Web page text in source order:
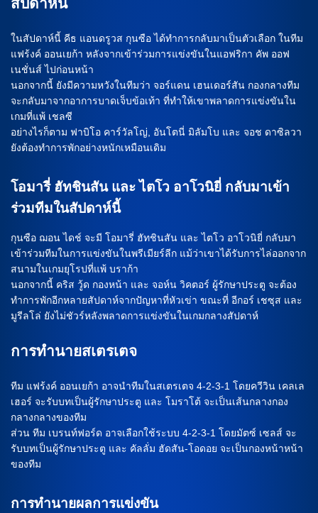
ในสัปดาห์นี้ คีธ แอนดรูวส กุนซือ ได้ทำการกลับมาเป็นตัวเลือก ในทีม
แฟร้งค์ ออนเยก้า หลังจากเข้าร่วมการแข่งขันในแอฟริกา คัพ ออฟ
เนชั่นส์ ไปก่อนหน้า
นอกจากนี้ ยังมีความหวังในทีมว่า จอร์แดน เฮนเดอร์สัน กองกลางทีม
จะกลับมาจากอาการบาดเจ็บข้อเท้า ที่ทำให้เขาพลาดการแข่งขันใน
เกมที่แพ้ เชลซี
อย่างไรก็ตาม ฟาบิโอ คาร์วัลโญ่, อันโตนี่ มิลัมโบ และ จอช ดาซิลวา
ยังต้องทำการพักอย่างหนักเหมือนเดิม
โอมารี่ ฮัทชินสัน และ ไตโว อาโวนิยี่ กลับมาเข้า
ร่วมทีมในสัปดาห์นี้
กุนซือ ฌอน ไดช์ จะมี โอมารี่ ฮัทชินสัน และ ไตโว อาโวนิยี่ กลับมา
เข้าร่วมทีมในการแข่งขันในพรีเมียร์ลีก แม้ว่าเขาได้รับการไล่ออกจาก
สนามในเกมยุโรปที่แพ้ บราก้า
นอกจากนี้ คริส วู้ด กองหน้า และ จอห์น วิคตอร์ ผู้รักษาประตู จะต้อง
ทำการพักอีกหลายสัปดาห์จากปัญหาที่หัวเข่า ขณะที่ อีกอร์ เชซุส และ
มูรีลโล่ ยังไม่ชัวร์หลังพลาดการแข่งขันในเกมกลางสัปดาห์
การทำนายสเตรเตจ
ทีม แฟร้งค์ ออนเยก้า อาจนำทีมในสเตรเตจ 4-2-3-1 โดยควีวิน เคลเล
เฮอร์ จะรับบทเป็นผู้รักษาประตู และ โมราโต้ จะเป็นเส้นกลางกอง
กลางกลางของทีม
ส่วน ทีม เบรนท์ฟอร์ด อาจเลือกใช้ระบบ 4-2-3-1 โดยมัตซ์ เซลส์ จะ
รับบทเป็นผู้รักษาประตู และ คัลลั่ม ฮัดสัน-โอดอย จะเป็นกองหน้าหน้า
ของทีม
การทำนายผลการแข่งขัน